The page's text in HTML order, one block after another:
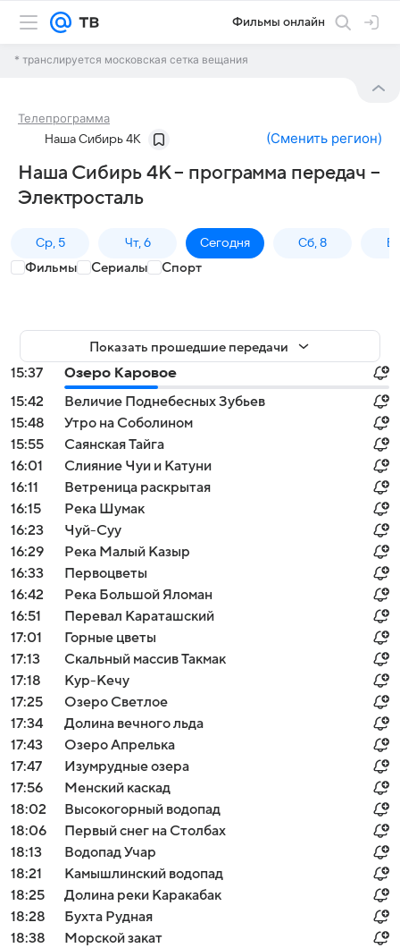
Фильмы онлайн
* транслируется московская сетка вещания
Телепрограмма
Наша Сибирь 4К (Сменить регион)
Наша Сибирь 4К – программа передач –
Электросталь
Ср, 5 Чт, 6 Сегодня Сб, 8
Фильмы Сериалы Спорт
Показать прошедшие передачи
15:37
Озеро Каровое
15:42
Величие Поднебесных Зубьев
15:48
Утро на Соболином
15:55
Саянская Тайга
16:01
Слияние Чуи и Катуни
16:11
Ветреница раскрытая
16:15
Река Шумак
16:23
Чуй-Суу
16:29
Река Малый Казыр
16:33
Первоцветы
16:42
Река Большой Яломан
16:51
Перевал Караташский
17:01
Горные цветы
17:13
Скальный массив Такмак
17:18
Кур-Кечу
17:25
Озеро Светлое
17:34
Долина вечного льда
17:43
Озеро Апрелька
17:47
Изумрудные озера
17:56
Менский каскад
18:02
Высокогорный водопад
18:06
Первый снег на Столбах
18:13
Водопад Учар
18:21
Камышлинский водопад
18:25
Долина реки Каракабак
18:28
Бухта Рудная
18:38
Морской закат